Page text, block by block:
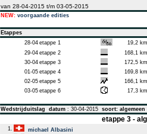
van 28-04-2015 t/m 03-05-2015
NEW: voorgaande edities
Etappes
28-04 etappe 1
19,2 km
29-04 etappe 2
168,1 km
30-04 etappe 3
172,5 km
01-05 etappe 4
169,8 km
02-05 etappe 5
166,1 km
03-05 etappe 6 17,3 km
Wedstrijduitslag datum : 30-04-2015 soort: algemeen
etappe 3 -
1.
michael Albasini